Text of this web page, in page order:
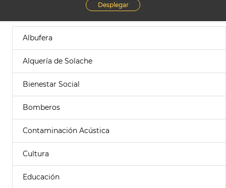
Desplegar
Albufera
Alquería de Solache
Bienestar Social
Bomberos
Contaminación Acústica
Cultura
Educación